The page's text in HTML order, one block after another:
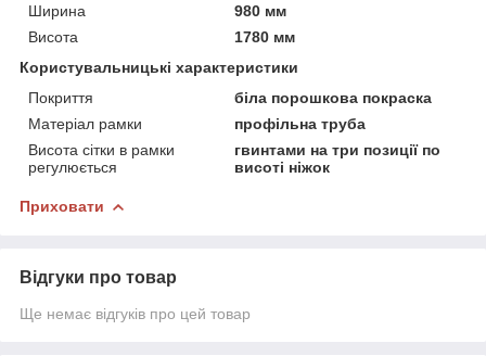
Ширина
980 мм
Висота
1780 мм
Користувальницькі характеристики
Покриття
біла порошкова покраска
Матеріал рамки
профільна труба
Висота сітки в рамки
регулюється
гвинтами на три позиції по
висоті ніжок
Приховати
Відгуки про товар
Ще немає відгуків про цей товар